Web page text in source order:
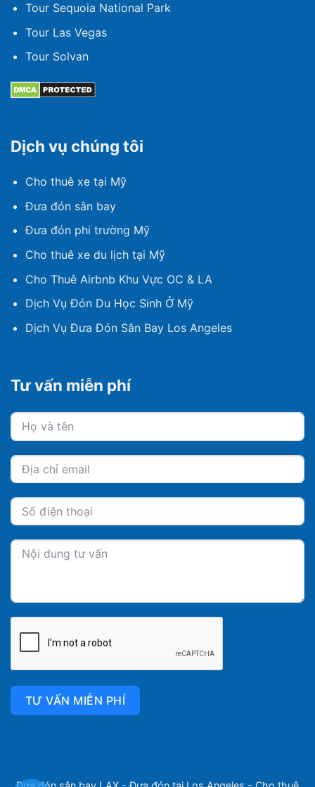
Tour Sequoia National Park
Tour Las Vegas
Tour Solvan
Dịch vụ chúng tôi
Cho thuê xe tại Mỹ
Đưa đón sân bay
Đưa đón phi trường Mỹ
Cho thuê xe du lịch tại Mỹ
Cho Thuê Airbnb Khu Vực OC & LA
Dịch Vụ Đón Du Học Sinh Ở Mỹ
Dịch Vụ Đưa Đón Sân Bay Los Angeles
Tư vấn miễn phí
TƯ VẤN MIỄN PHÍ